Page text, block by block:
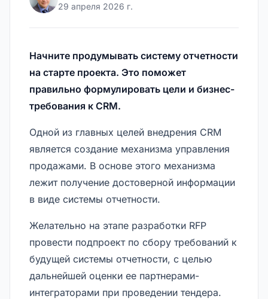
29 апреля 2026 г.
Начните продумывать систему отчетности
на старте проекта. Это поможет
правильно формулировать цели и бизнес-
требования к CRM.
Одной из главных целей внедрения CRM
является создание механизма управления
продажами. В основе этого механизма
лежит получение достоверной информации
в виде системы отчетности.
Желательно на этапе разработки RFP
провести подпроект по сбору требований к
будущей системы отчетности, с целью
дальнейшей оценки ее партнерами-
интеграторами при проведении тендера.